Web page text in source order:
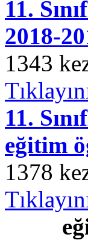
11.
2018-
1343
11.
eğitim
1378